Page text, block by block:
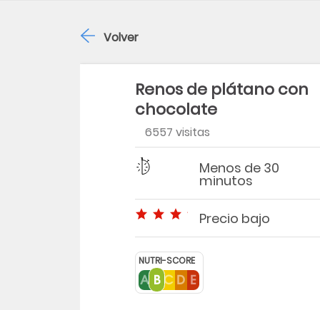
Renos de plátano con
chocolate
6557 visitas
Dificultad
Tiempo Menos de 30
minutos
Precio bajo Precio bajo
NUTRI-SCORE
Volver